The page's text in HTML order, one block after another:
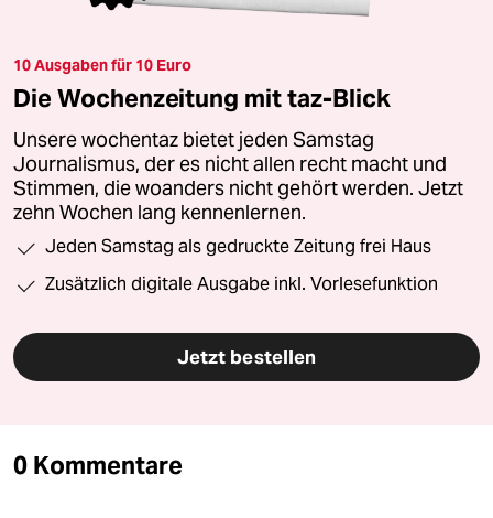
10 Ausgaben für 10 Euro
Die Wochenzeitung mit taz-Blick
Unsere wochentaz bietet jeden Samstag
Journalismus, der es nicht allen recht macht und
Stimmen, die woanders nicht gehört werden. Jetzt
zehn Wochen lang kennenlernen.
Jeden Samstag als gedruckte Zeitung frei Haus
Zusätzlich digitale Ausgabe inkl. Vorlesefunktion
Jetzt bestellen
0 Kommentare